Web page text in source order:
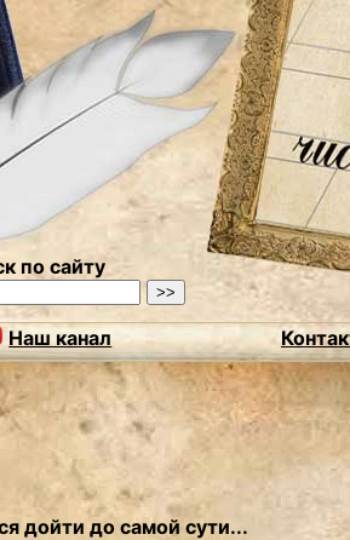
по сайту
Наш канал
дойти до самой сути...